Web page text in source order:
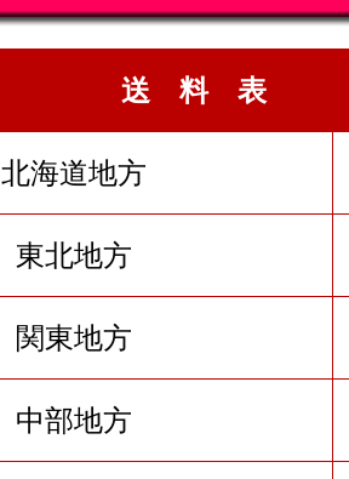
送 料 表
北海道地方
東北地方
関東地方
中部地方